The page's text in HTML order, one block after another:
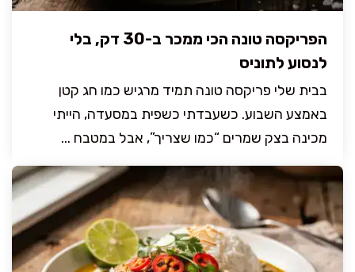
הפריקסה טונה הכי ממכר ב-30 דק, בלי
לנסוע לתוניס
בבית שלי פריקסה טונה תמיד מרגיש כמו חג קטן
באמצע השבוע. כשעבדתי כשפית במסעדה, הייתי
מכינה בצק שמרים “כמו שצריך”, אבל במטבח ...